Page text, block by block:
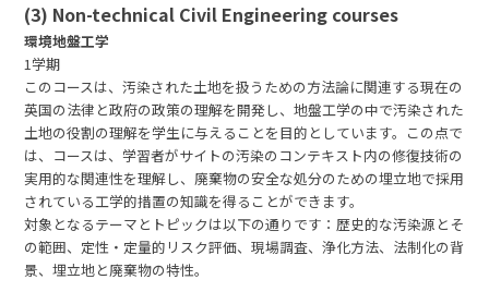
(3) Non-technical Civil Engineering courses
環境地盤工学
1学期
このコースは、汚染された土地を扱うための方法論に関連する現在の
英国の法律と政府の政策の理解を開発し、地盤工学の中で汚染された
土地の役割の理解を学生に与えることを目的としています。この点で
は、コースは、学習者がサイトの汚染のコンテキスト内の修復技術の
実用的な関連性を理解し、廃棄物の安全な処分のための埋立地で採用
されている工学的措置の知識を得ることができます。
対象となるテーマとトピックは以下の通りです：歴史的な汚染源とそ
の範囲、定性・定量的リスク評価、現場調査、浄化方法、法制化の背
景、埋立地と廃棄物の特性。